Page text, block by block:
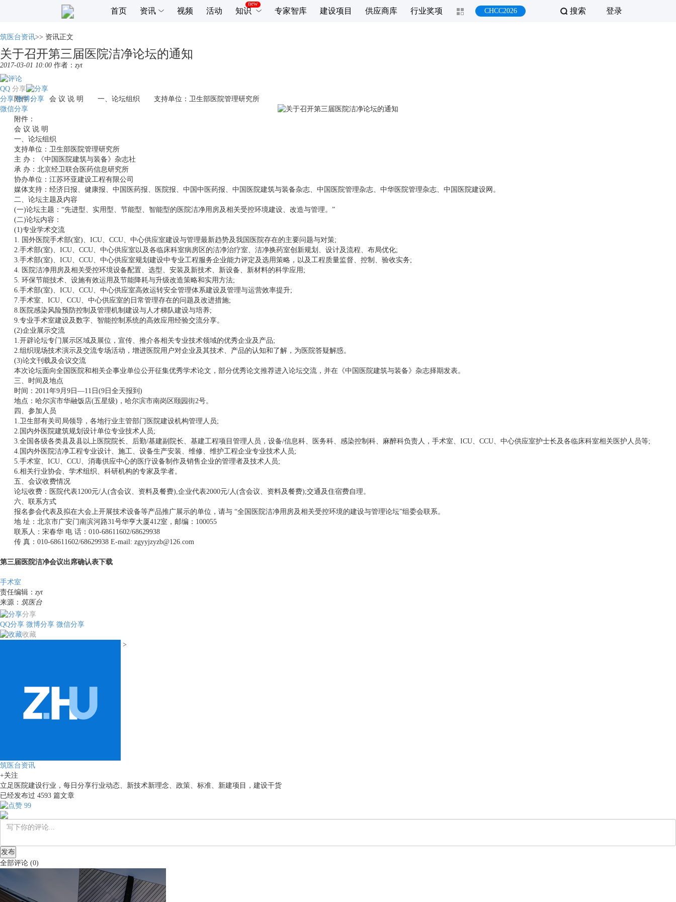
登录
搜索
首页 资讯 视频 活动 知识 专家智库 建设项目 供应商库 行业奖项 CHCC2026
筑医台资讯>> 资讯正文
关于召开第三届医院洁净论坛的通知
2017-03-01 10:00 作者： zyt
分享
QQ
分享 微博分享
微信分享
附件： 会 议 说 明 一、论坛组织 支持单位：卫生部医院管理研究所
附件：
会 议 说 明
一、论坛组织
支持单位：卫生部医院管理研究所
主 办：《中国医院建筑与装备》杂志社
承 办：北京经卫联合医药信息研究所
协办单位：江苏环亚建设工程有限公司
媒体支持：经济日报、健康报、中国医药报、医院报、中国中医药报、中国医院建筑与装备杂志、中国医院管理杂志、中华医院管理杂志、中国医院建设网。
二、论坛主题及内容
(一)论坛主题：“先进型、实用型、节能型、智能型的医院洁净用房及相关受控环境建设、改造与管理。”
(二)论坛内容：
(1)专业学术交流
1. 国外医院手术部(室)、ICU、CCU、中心供应室建设与管理最新趋势及我国医院存在的主要问题与对策;
2.手术部(室)、ICU、CCU、中心供应室以及各临床科室病房区的洁净治疗室、洁净换药室创新规划、设计及流程、布局优化;
3.手术部(室)、ICU、CCU、中心供应室规划建设中专业工程服务企业能力评定及选用策略，以及工程质量监督、控制、验收实务;
4. 医院洁净用房及相关受控环境设备配置、选型、安装及新技术、新设备、新材料的科学应用;
5. 环保节能技术、设施有效运用及节能降耗与升级改造策略和实用方法;
6.手术部(室)、ICU、CCU、中心供应室高效运转安全管理体系建设及管理与运营效率提升;
7.手术室、ICU、CCU、中心供应室的日常管理存在的问题及改进措施;
8.医院感染风险预防控制及管理机制建设与人才梯队建设与培养;
9.专业手术室建设及数字、智能控制系统的高效应用经验交流分享。
(2)企业展示交流
1.开辟论坛专门展示区域及展位，宣传、推介各相关专业技术领域的优秀企业及产品;
2.组织现场技术演示及交流专场活动，增进医院用户对企业及其技术、产品的认知和了解，为医院答疑解惑。
(3)论文刊载及会议交流
本次论坛面向全国医院和相关企事业单位公开征集优秀学术论文，部分优秀论文推荐进入论坛交流，并在《中国医院建筑与装备》杂志择期发表。
三、时间及地点
时间：2011年9月9日—11日(9日全天报到)
地点：哈尔滨市华融饭店(五星级)，哈尔滨市南岗区颐园街2号。
四、参加人员
1.卫生部有关司局领导，各地行业主管部门医院建设机构管理人员;
2.国内外医院建筑规划设计单位专业技术人员;
3.全国各级各类县及县以上医院院长、后勤/基建副院长、基建工程项目管理人员，设备/信息科、医务科、感染控制科、麻醉科负责人，手术室、ICU、CCU、中心供应室护士长及各临床科室相关医护人员等;
4.国内外医院洁净工程专业设计、施工、设备生产安装、维修、维护工程企业专业技术人员;
5.手术室、ICU、CCU、消毒供应中心的医疗设备制作及销售企业的管理者及技术人员;
6.相关行业协会、学术组织、科研机构的专家及学者。
五、会议收费情况
论坛收费：医院代表1200元/人(含会议、资料及餐费),企业代表2000元/人(含会议、资料及餐费);交通及住宿费自理。
六、联系方式
报名参会代表及拟在大会上开展技术设备等产品推广展示的单位，请与 “全国医院洁净用房及相关受控环境的建设与管理论坛”组委会联系。
地 址：北京市广安门南滨河路31号华亨大厦412室，邮编：100055
联系人：宋春华 电 话：010-68611602/68629938
传 真：010-68611602/68629938 E-mail: zgyyjzyzb@126.com
第三届医院洁净会议出席确认表下载
手术室
责任编辑： zyt
来源： 筑医台
分享
QQ分享 微博分享 微信分享
收藏
>
筑医台资讯
+关注
立足医院建设行业，每日分享行业动态、新技术新理念、政策、标准、新建项目，建设干货
已经发布过 4593 篇文章
99
发布
全部评论 (0)